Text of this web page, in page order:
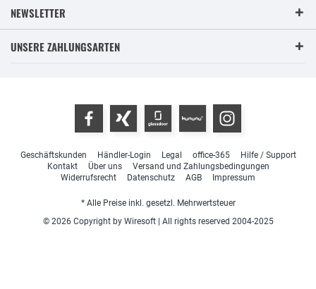
NEWSLETTER
UNSERE ZAHLUNGSARTEN
Geschäftskunden Händler-Login Legal office-365
Hilfe / Support
Kontakt
Über uns
Versand und Zahlungsbedingungen
Widerrufsrecht
Datenschutz AGB Impressum
* Alle Preise inkl. gesetzl. Mehrwertsteuer
© 2026 Copyright by Wiresoft | All rights reserved 2004-2025